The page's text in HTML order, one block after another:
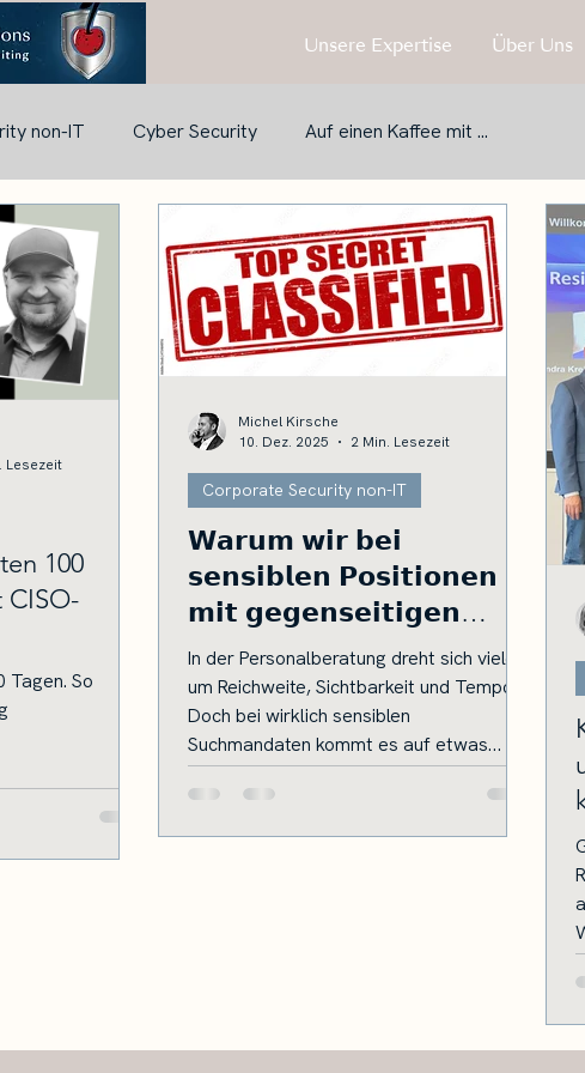
Unsere Expertise Über Uns
non-IT Cyber Security Auf einen Kaffee mit ...
100
CISO-
Tagen. So
Lesezeit
𝗪𝗮𝗿𝘂𝗺 𝘄𝗶𝗿 𝗯𝗲𝗶
𝘀𝗲𝗻𝘀𝗶𝗯𝗹𝗲𝗻 𝗣𝗼𝘀𝗶𝘁𝗶𝗼𝗻𝗲𝗻
𝗺𝗶𝘁 𝗴𝗲𝗴𝗲𝗻𝘀𝗲𝗶𝘁𝗶𝗴𝗲𝗻
𝗡𝗗𝗔𝘀 𝗮𝗿𝗯𝗲𝗶𝘁𝗲𝗻.
In der Personalberatung dreht sich vieles
um Reichweite, Sichtbarkeit und Tempo.
Doch bei wirklich sensiblen
Suchmandaten kommt es auf etwas
Wesentlicheres an: Vertrauen. Gerade bei
Schlüssel- oder Führungspositionen, im
KRITIS-Umfeld oder bei Fachrollen
Corporate Security non-IT
Michel Kirsche
10. Dez. 2025
2 Min. Lesezeit